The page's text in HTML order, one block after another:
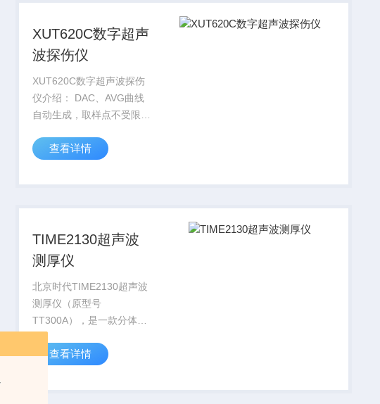
XUT620C数字超声
波探伤仪
XUT620C数字超声波探伤
仪介绍： DAC、AVG曲线
自动生成，取样点不受限
发射脉冲频率可调，大可达
伤通道，可自由设置和存储
查看详情
TIME2130超声波
测厚仪
北京时代TIME2130超声波
测厚仪（原型号
TT300A），是一款分体式
0.75~300mm，具有背光显
属材料厚度。
查看详情